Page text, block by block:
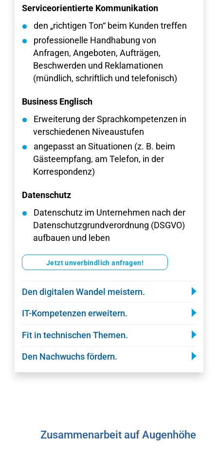
Serviceorientierte Kommunikation
den „richtigen Ton“ beim Kunden treffen
professionelle Handhabung von
Anfragen, Angeboten, Aufträgen,
Beschwerden und Reklamationen
(mündlich, schriftlich und telefonisch)
Business Englisch
Erweiterung der Sprachkompetenzen in
verschiedenen Niveaustufen
angepasst an Situationen (z. B. beim
Gästeempfang, am Telefon, in der
Korrespondenz)
Datenschutz
Datenschutz im Unternehmen nach der
Datenschutzgrundverordnung (DSGVO)
aufbauen und leben
Jetzt unverbindlich anfragen!
Den digitalen Wandel meistern.
IT-Kompetenzen erweitern.
Fit in technischen Themen.
Den Nachwuchs fördern.
Zusammenarbeit auf Augenhöhe